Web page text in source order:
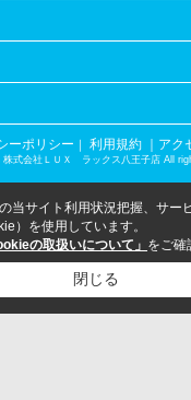
ーポリシー ｜ 利用規約 ｜アク
式会社ＬＵＸ ラックス八王子店 All
当サイト利用状況把握、サー
）を使用しています。
の取扱いについて」 をご確
閉じる